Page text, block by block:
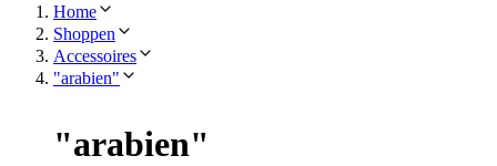
Home
Shoppen
Accessoires
"arabien"
"arabien"